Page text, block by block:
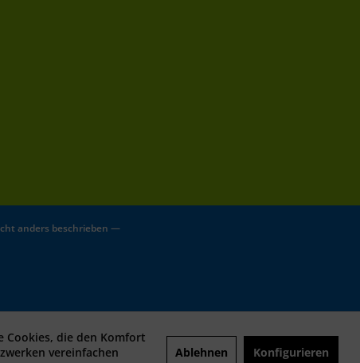
anders beschrieben —
Cookies, die den Komfort
vereinfachen
Ablehnen Konfigurieren